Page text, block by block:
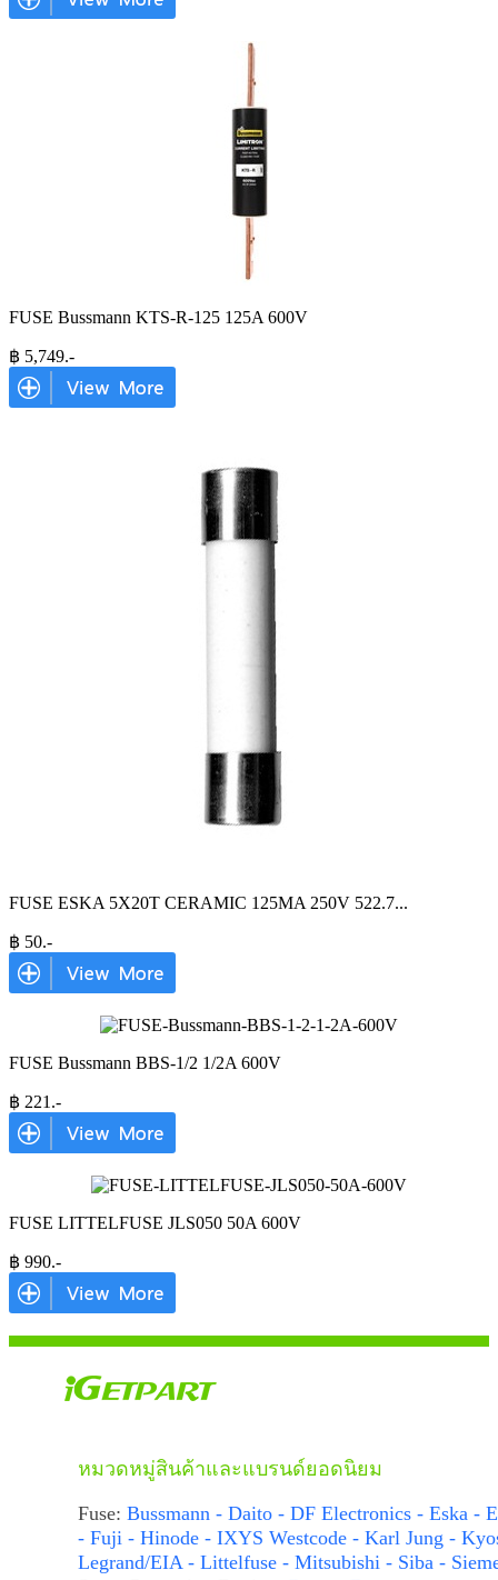
FUSE Bussmann KTS-R-125 125A 600V
฿ 5,749.-
FUSE ESKA 5X20T CERAMIC 125MA 250V 522.7...
฿ 50.-
FUSE Bussmann BBS-1/2 1/2A 600V
฿ 221 .-
FUSE LITTELFUSE JLS050 50A 600V
฿ 990.-
หมวดหมู่สินค้าและแบรนด์ยอดนิยม
Fuse: Bussmann - Daito - DF Electronics - Eska -
- Fuji - Hinode - IXYS Westcode - Karl Jung -
Legrand/EIA - Littelfuse - Mitsubishi - Siba -